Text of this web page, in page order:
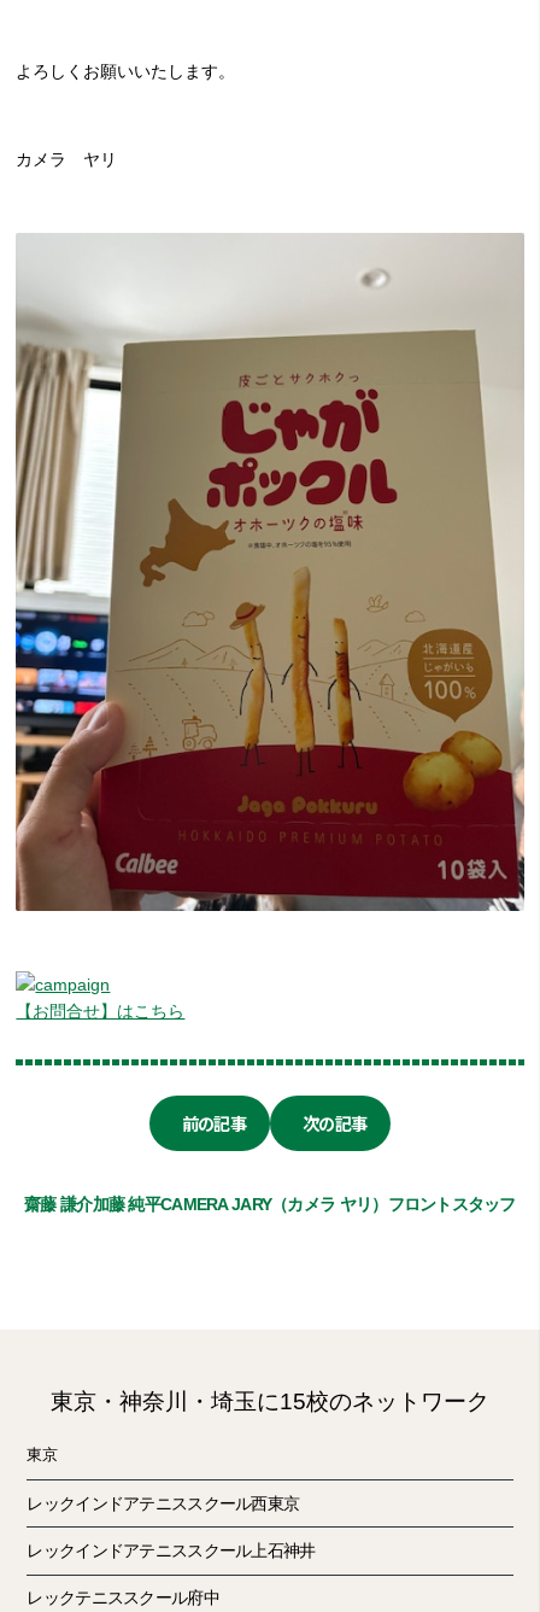
よろしくお願いいたします。
カメラ ヤリ
【お問合せ】はこちら
前の記事 次の記事
齋藤 謙介加藤 純平CAMERA JARY（カメラ ヤリ） フロントスタッフ
東京・神奈川・埼玉に15校のネットワーク
東京
レックインドアテニススクール西東京
レックインドアテニススクール上石神井
レックテニススクール府中